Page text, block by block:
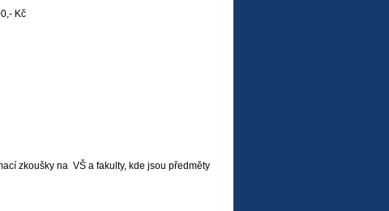
Kč
zkoušky na VŠ a fakulty, kde jsou předměty